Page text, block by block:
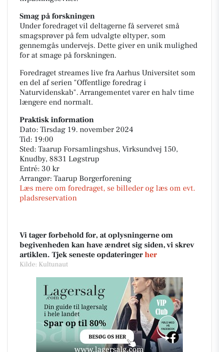
Smag på forskningen
Under foredraget vil deltagerne få serveret små
smagsprøver på fem udvalgte øltyper, som
gennemgås undervejs. Dette giver en unik mulighed
for at smage på forskningen.
Foredraget streames live fra Aarhus Universitet som
en del af serien "Offentlige foredrag i
Naturvidenskab". Arrangementet varer en halv time
længere end normalt.
Praktisk information
Dato: Tirsdag 19. november 2024
Tid: 19:00
Sted: Taarup Forsamlingshus, Virksundvej 150,
Knudby, 8831 Løgstrup
Entré: 30 kr
Arrangør: Taarup Borgerforening
Læs mere om foredraget, se billeder og læs om evt.
pladsreservation
Vi tager forbehold for, at oplysningerne om
begivenheden kan have ændret sig siden, vi skrev
artiklen. Tjek seneste opdateringer her
Kilde: Kultunaut